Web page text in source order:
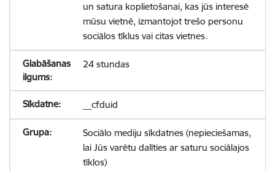
un satura koplietošanai, kas jūs interesē
mūsu vietnē, izmantojot trešo personu
sociālos tīklus vai citas vietnes.
24 stundas
__cfduid
Sociālo mediju sīkdatnes (nepieciešamas,
lai Jūs varētu dalīties ar saturu sociālajos
tīklos)